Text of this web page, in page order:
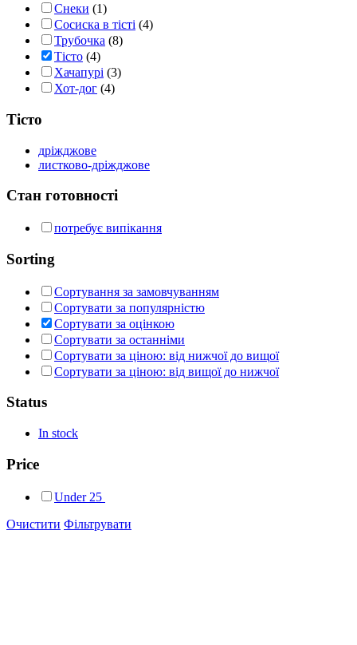
Снеки (1)
Сосиска в тісті (4)
Трубочка (8)
Тісто (4)
Хачапурі (3)
Хот-дог (4)
Тісто
дріжджове
листково-дріжджове
Стан готовності
потребує випікання
Sorting
Сортування за замовчуванням
Сортувати за популярністю
Сортувати за оцінкою
Сортувати за останніми
Сортувати за ціною: від нижчої до вищої
Сортувати за ціною: від вищої до нижчої
Status
In stock
Price
Under 25
Очистити Фільтрувати